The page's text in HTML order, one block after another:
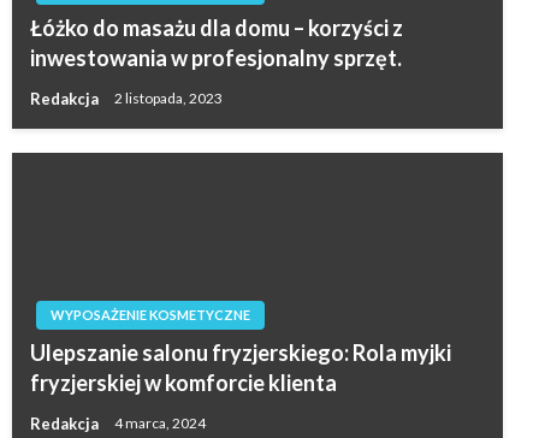
Łóżko do masażu dla domu – korzyści z
inwestowania w profesjonalny sprzęt.
Redakcja 2 listopada, 2023
WYPOSAŻENIE KOSMETYCZNE
Ulepszanie salonu fryzjerskiego: Rola myjki
fryzjerskiej w komforcie klienta
Redakcja 4 marca, 2024